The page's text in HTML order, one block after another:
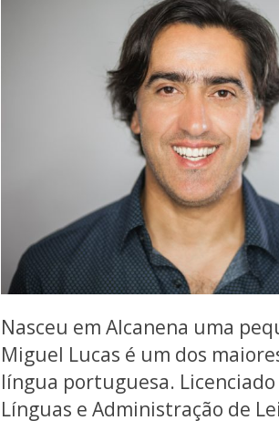
Nasceu em Alcanena uma
Miguel Lucas é um dos
língua portuguesa.
Línguas e Administração de